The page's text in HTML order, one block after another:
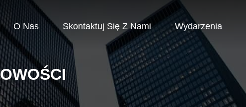
O Nas Skontaktuj Się Z Nami Wydarzenia